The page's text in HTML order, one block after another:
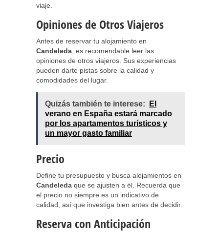
viaje.
Opiniones de Otros Viajeros
Antes de reservar tu alojamiento en
Candeleda , es recomendable leer las
opiniones de otros viajeros. Sus experiencias
pueden darte pistas sobre la calidad y
comodidades del lugar.
Quizás también te interese:
El
verano en España estará marcado
por los apartamentos turísticos y
un mayor gasto familiar
Precio
Define tu presupuesto y busca alojamientos en
Candeleda que se ajusten a él. Recuerda que
el precio no siempre es un indicativo de
calidad, así que investiga bien antes de decidir.
Reserva con Anticipación